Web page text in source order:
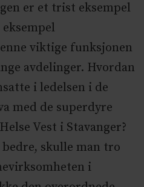
er et trist eksempel
viktige funksjonen
avdelinger. Hvordan
i ledelsen i de
med de superdyre
Vest i Stavanger?
skulle man tro
i